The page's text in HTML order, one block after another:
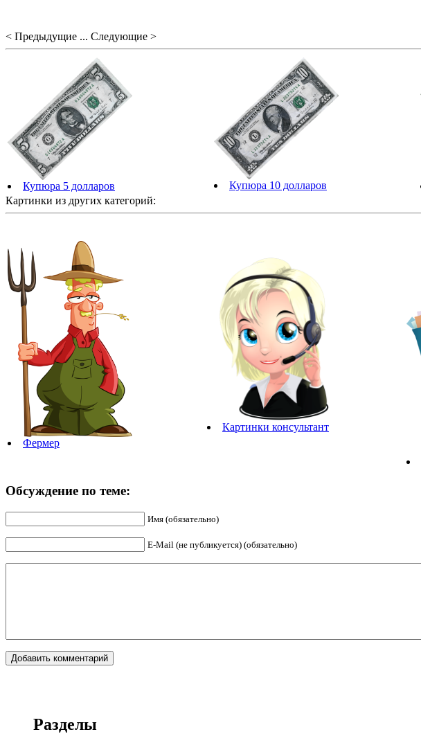
< Предыдущие ... Следующие >
Купюра 5 долларов Купюра 10 долларов
Картинки из других категорий:
Фермер
Картинки консультант
Обсуждение по теме:
Имя (обязательно)
E-Mail (не публикуется) (обязательно)
Разделы